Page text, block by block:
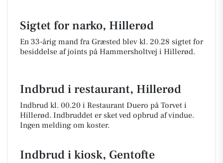
Sigtet for narko, Hillerød
En 33-årig mand fra Græsted blev kl. 20.28 sigtet for
besiddelse af joints på Hammersholtvej i Hillerød.
Indbrud i restaurant, Hillerød
Indbrud kl. 00.20 i Restaurant Duero på Torvet i
Hillerød. Indbruddet er sket ved opbrud af vindue.
Ingen melding om koster.
Indbrud i kiosk, Gentofte